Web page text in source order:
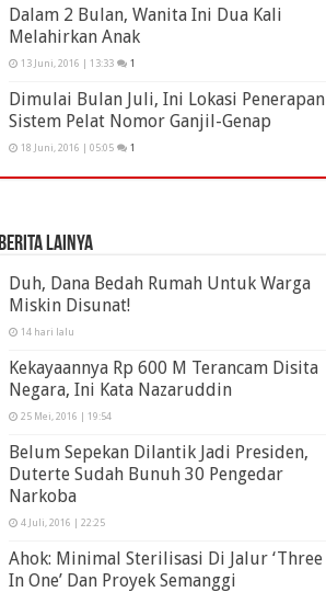
Dalam 2 Bulan, Wanita Ini Dua Kali
Melahirkan Anak
13 Juni, 2016 | 13:33 1
Dimulai Bulan Juli, Ini Lokasi Penerapan
Sistem Pelat Nomor Ganjil-Genap
18 Juni, 2016 | 05:05 1
Berita Lainya
Duh, Dana Bedah Rumah Untuk Warga
Miskin Disunat!
14 hari lalu
Kekayaannya Rp 600 M Terancam Disita
Negara, Ini Kata Nazaruddin
25 Mei, 2016 | 19:54
Belum Sepekan Dilantik Jadi Presiden,
Duterte Sudah Bunuh 30 Pengedar
Narkoba
4 Juli, 2016 | 22:25
Ahok: Minimal Sterilisasi Di Jalur ‘Three
In One’ Dan Proyek Semanggi